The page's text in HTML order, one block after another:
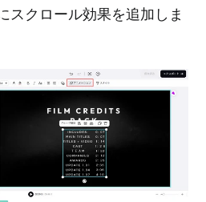
スクロール効果を追加しま